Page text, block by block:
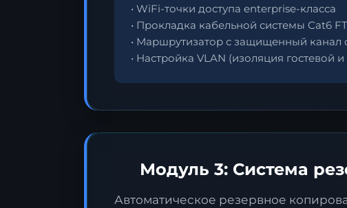
• WiFi-точки доступа enterprise-класса
• Прокладка кабельной системы Cat6
• Маршрутизатор с защищенный канал
• Настройка VLAN (изоляция гостевой
Модуль 3: Система
Автоматическое резервное